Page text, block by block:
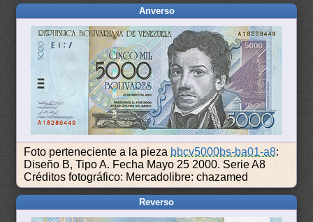
Anverso
Foto perteneciente a la pieza bbcv5000bs-ba01-a8:
Diseño B, Tipo A. Fecha Mayo 25 2000. Serie A8
Créditos fotográfico: Mercadolibre: chazamed
Reverso